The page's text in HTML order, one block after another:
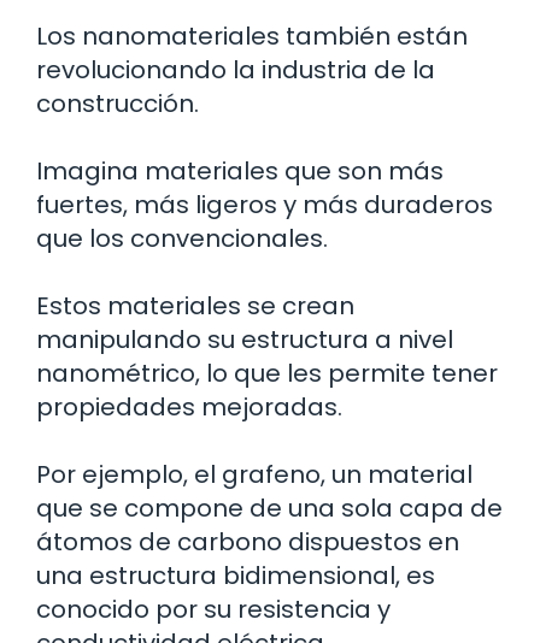
Los nanomateriales también están
revolucionando la industria de la
construcción.
Imagina materiales que son más
fuertes, más ligeros y más duraderos
que los convencionales.
Estos materiales se crean
manipulando su estructura a nivel
nanométrico, lo que les permite tener
propiedades mejoradas.
Por ejemplo, el grafeno, un material
que se compone de una sola capa de
átomos de carbono dispuestos en
una estructura bidimensional, es
conocido por su resistencia y